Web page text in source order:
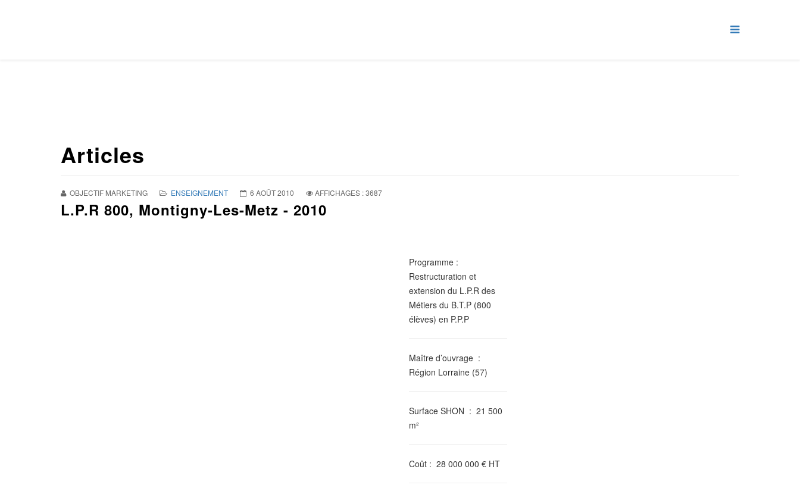
Articles
OBJECTIF MARKETING ENSEIGNEMENT 6 AOÛT 2010 AFFICHAGES : 3687
L.P.R 800, Montigny-Les-Metz - 2010
Programme :
Restructuration et
extension du L.P.R des
Métiers du B.T.P (800
élèves) en P.P.P
Maître d’ouvrage :
Région Lorraine (57)
Surface SHON : 21 500
m²
Coût : 28 000 000 € HT